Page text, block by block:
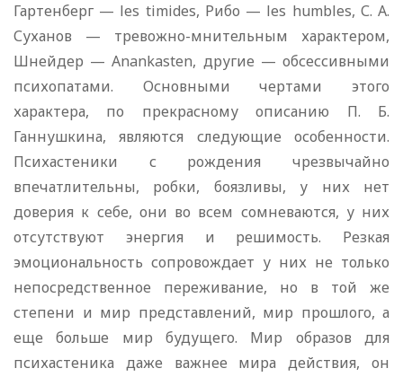
Гартенберг — les timides, Рибо — les humbles, С. А.
Суханов — тревожно-мнительным характером,
Шнейдер — Anankasten, другие — обсессивными
психопатами. Основными чертами этого
характера, по прекрасному описанию П. Б.
Ганнушкина, являются следующие особенности.
Психастеники с рождения чрезвычайно
впечатлительны, робки, боязливы, у них нет
доверия к себе, они во всем сомневаются, у них
отсутствуют энергия и решимость. Резкая
эмоциональность сопровождает у них не только
непосредственное переживание, но в той же
степени и мир представлений, мир прошлого, а
еще больше мир будущего. Мир образов для
психастеника даже важнее мира действия, он